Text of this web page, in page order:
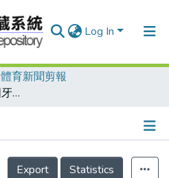
Log In
體育新聞剪報
北京奧運馬術項目 德國牙醫羅美克愛騎馬 馬術賽奪兩金
Details
Export
Statistics